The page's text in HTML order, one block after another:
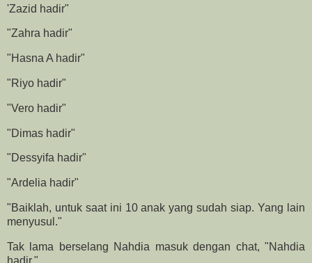
'Zazid hadir"
"Zahra hadir"
"Hasna A hadir"
"Riyo hadir"
"Vero hadir"
"Dimas hadir"
"Dessyifa hadir"
"Ardelia hadir"
"Baiklah, untuk saat ini 10 anak yang sudah siap. Yang lain
menyusul."
Tak lama berselang Nahdia masuk dengan chat, "Nahdia
hadir."